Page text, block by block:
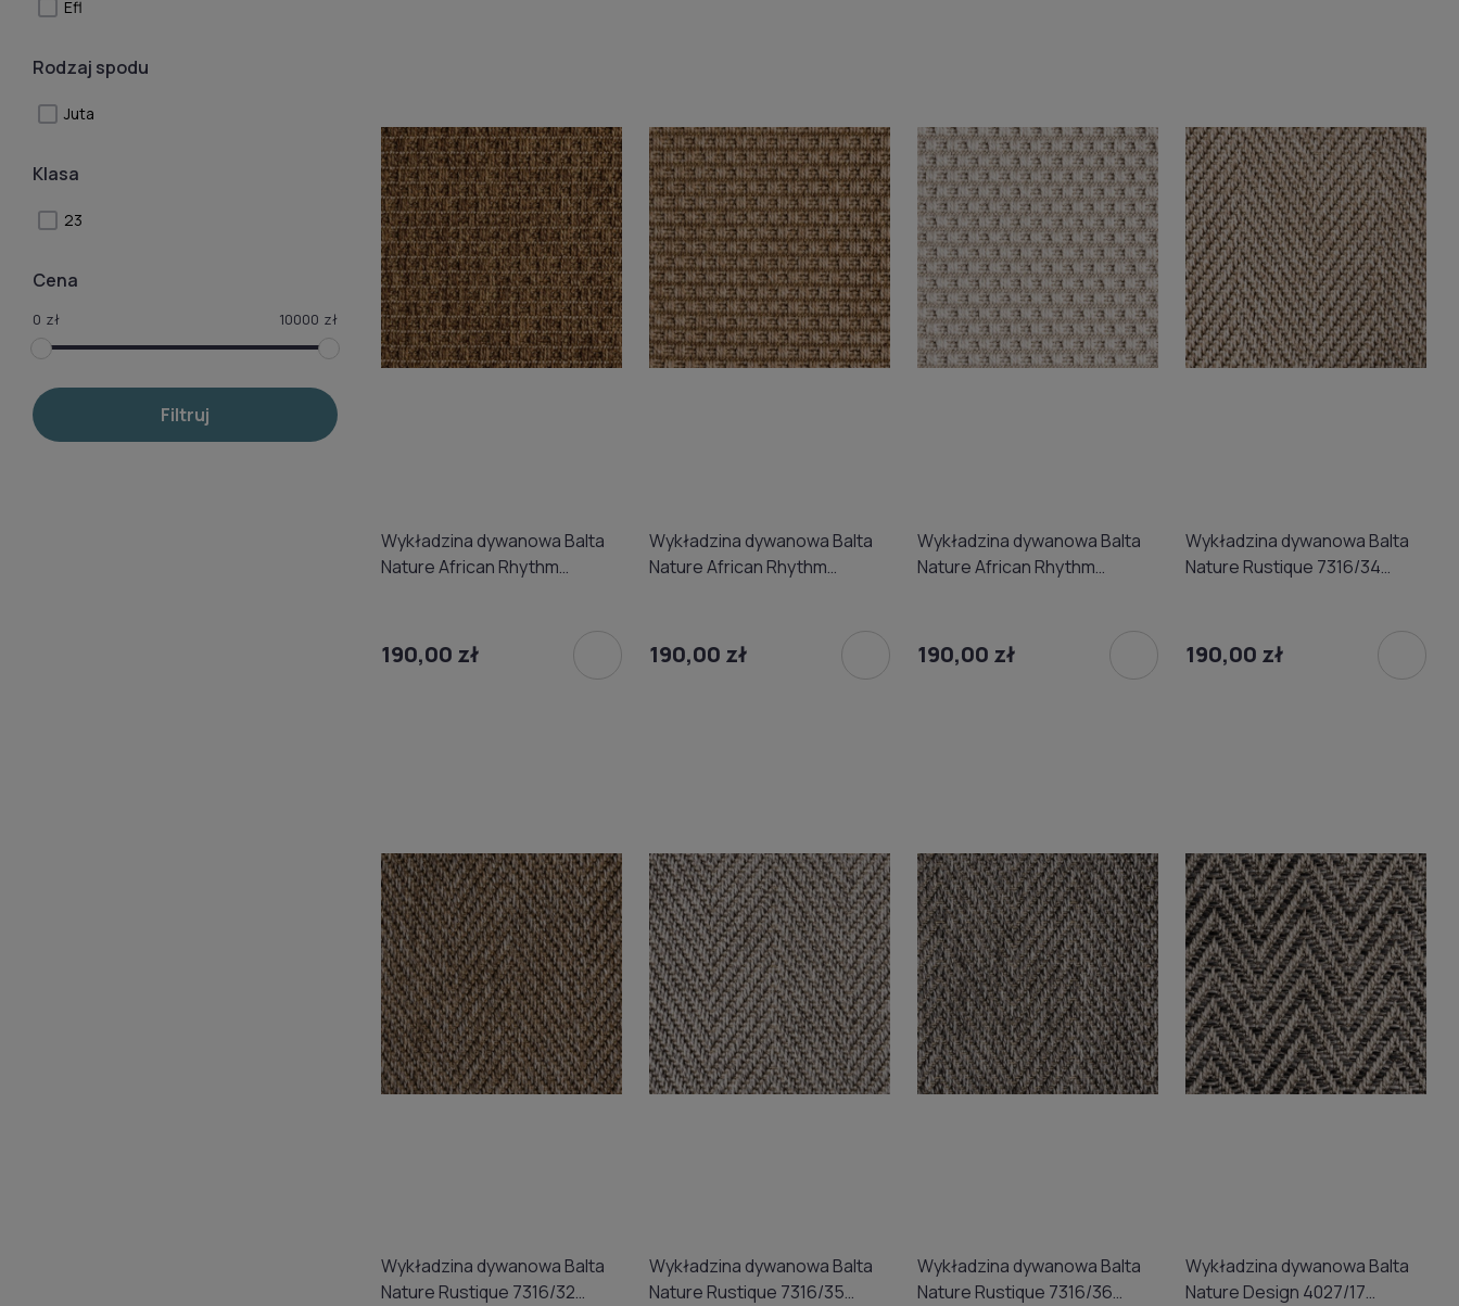
Efl
Rodzaj spodu
Juta
Klasa
23
Cena
0 zł 10000 zł
Filtruj
Wykładzina dywanowa Balta
Nature African Rhythm
190,00 zł
Wykładzina dywanowa Balta
Nature African Rhythm
190,00 zł
Wykładzina dywanowa Balta
Nature African Rhythm
190,00 zł
Wykładzina dywanowa Balta
Nature Rustique 7316/34
190,00 zł
Wykładzina dywanowa Balta
Nature Rustique 7316/32
Wykładzina dywanowa Balta
Nature Rustique 7316/35
Wykładzina dywanowa Balta
Nature Rustique 7316/36
Wykładzina dywanowa Balta
Nature Design 4027/17